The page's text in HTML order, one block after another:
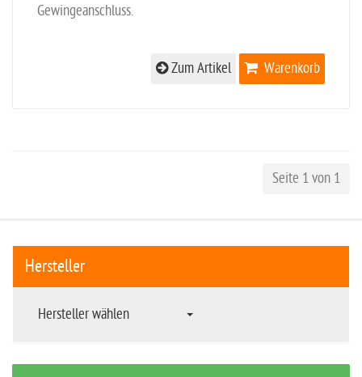
Gewingeanschluss.
Warenkorb
Zum Artikel
Seite 1 von 1
Hersteller
Hersteller wählen